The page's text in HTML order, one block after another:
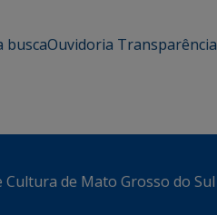
buscaOuvidoria Transparência
Cultura de Mato Grosso do Sul